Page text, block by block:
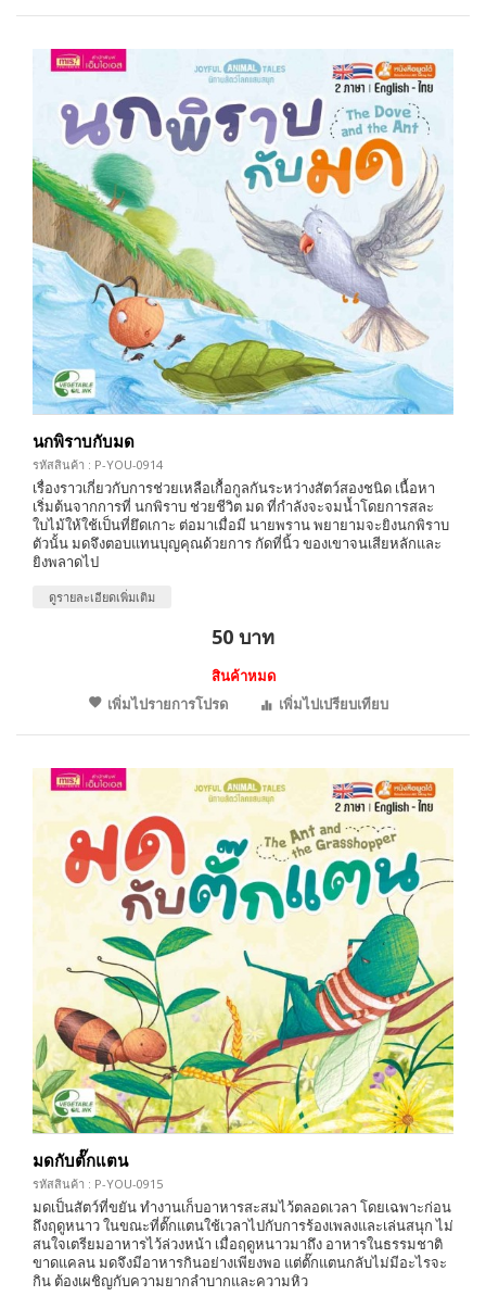
นกพิราบกับมด
รหัสสินค้า : P-YOU-0914
เรื่องราวเกี่ยวกับการช่วยเหลือเกื้อกูลกันระหว่างสัตว์สองชนิด เนื้อหา
เริ่มต้นจากการที่ นกพิราบ ช่วยชีวิต มด ที่กำลังจะจมน้ำโดยการสละ
ใบไม้ให้ใช้เป็นที่ยึดเกาะ ต่อมาเมื่อมี นายพราน พยายามจะยิงนกพิราบ
ตัวนั้น มดจึงตอบแทนบุญคุณด้วยการ กัดที่นิ้ว ของเขาจนเสียหลักและ
ยิงพลาดไป
ดูรายละเอียดเพิ่มเติม
50 บาท
สินค้าหมด
เพิ่มไปรายการโปรด
เพิ่มไปเปรียบเทียบ
มดกับตั๊กแตน
รหัสสินค้า : P-YOU-0915
มดเป็นสัตว์ที่ขยัน ทำงานเก็บอาหารสะสมไว้ตลอดเวลา โดยเฉพาะก่อน
ถึงฤดูหนาว ในขณะที่ตั๊กแตนใช้เวลาไปกับการร้องเพลงและเล่นสนุก ไม่
สนใจเตรียมอาหารไว้ล่วงหน้า เมื่อฤดูหนาวมาถึง อาหารในธรรมชาติ
ขาดแคลน มดจึงมีอาหารกินอย่างเพียงพอ แต่ตั๊กแตนกลับไม่มีอะไรจะ
กิน ต้องเผชิญกับความยากลำบากและความหิว